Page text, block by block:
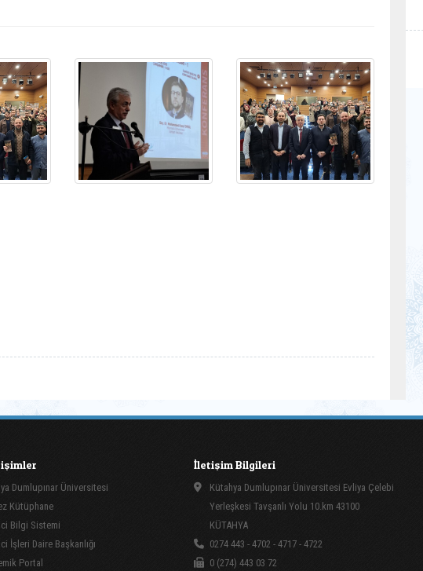
Dumlupınar Üniversitesi
Kütüphane
Bilgi Sistemi
İşleri Daire Başkanlığı
Portal
İletişim Bilgileri
Kütahya Dumlupınar Üniversitesi Evliya Çelebi
Yerleşkesi Tavşanlı Yolu 10.km 43100
KÜTAHYA
0274 443 - 4702 - 4717 - 4722
0 (274) 443 03 72